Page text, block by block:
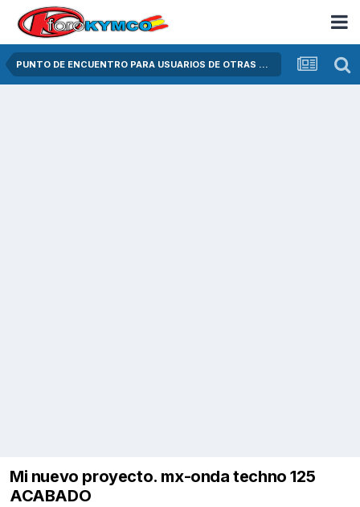
PUNTO DE ENCUENTRO PARA USUARIOS DE OTRAS MARCAS
Mi nuevo proyecto. mx-onda techno 125
ACABADO